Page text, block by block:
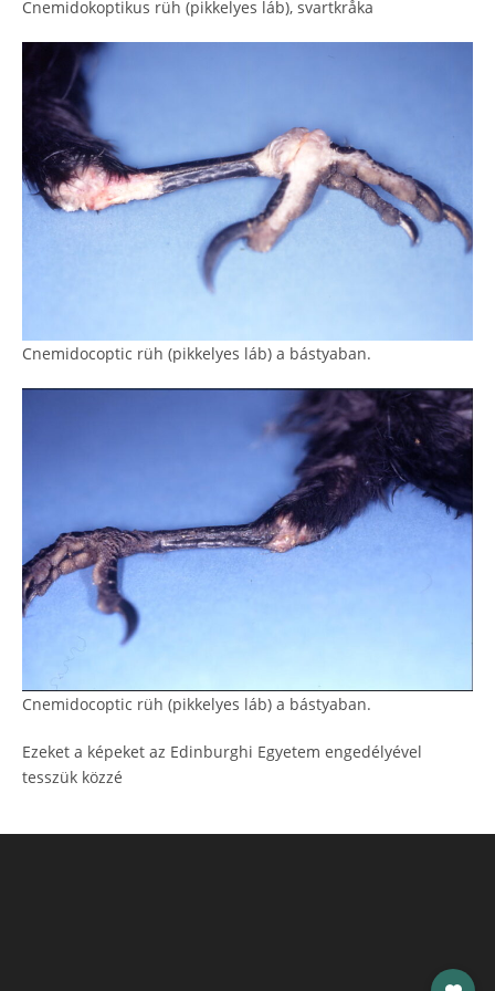
Cnemidokoptikus rüh (pikkelyes láb), svartkråka
Cnemidocoptic rüh (pikkelyes láb) a bástyaban.
Cnemidocoptic rüh (pikkelyes láb) a bástyaban.
Ezeket a képeket az Edinburghi Egyetem engedélyével
tesszük közzé